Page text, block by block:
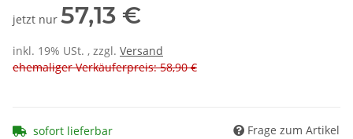
jetzt nur 57,13 €
inkl. 19% USt. , zzgl. Versand
ehemaliger Verkäuferpreis: 58,90 €
sofort lieferbar Frage zum Artikel